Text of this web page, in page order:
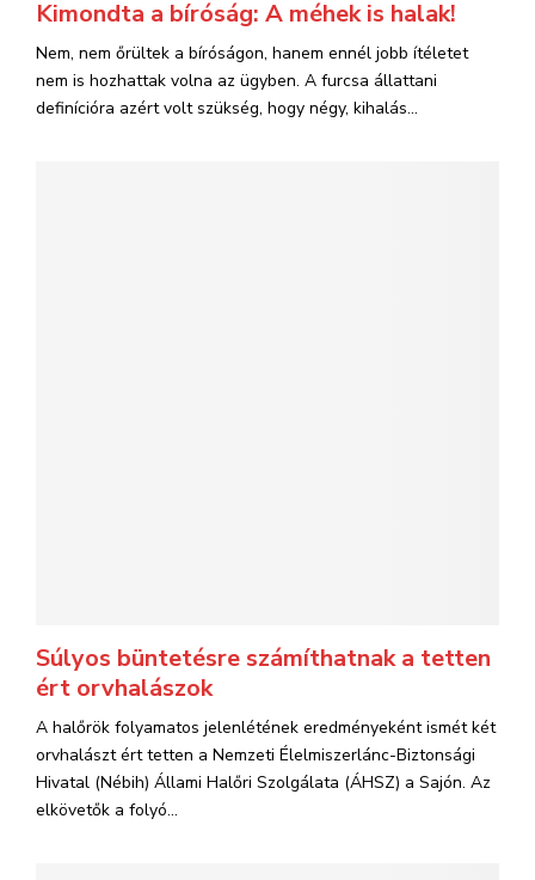
Kimondta a bíróság: A méhek is halak!
Nem, nem őrültek a bíróságon, hanem ennél jobb ítéletet
nem is hozhattak volna az ügyben. A furcsa állattani
definícióra azért volt szükség, hogy négy, kihalás...
Súlyos büntetésre számíthatnak a tetten
ért orvhalászok
A halőrök folyamatos jelenlétének eredményeként ismét két
orvhalászt ért tetten a Nemzeti Élelmiszerlánc-Biztonsági
Hivatal (Nébih) Állami Halőri Szolgálata (ÁHSZ) a Sajón. Az
elkövetők a folyó...